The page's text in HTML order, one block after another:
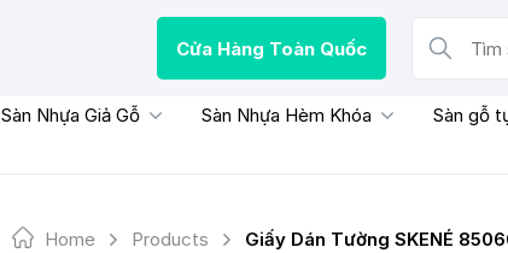
Cửa Hàng Toàn Quốc
Tìm sản
Sàn Nhựa Giả Gỗ Sàn Nhựa Hèm Khóa Sàn gỗ
Home Products Giấy Dán Tường SKENÉ